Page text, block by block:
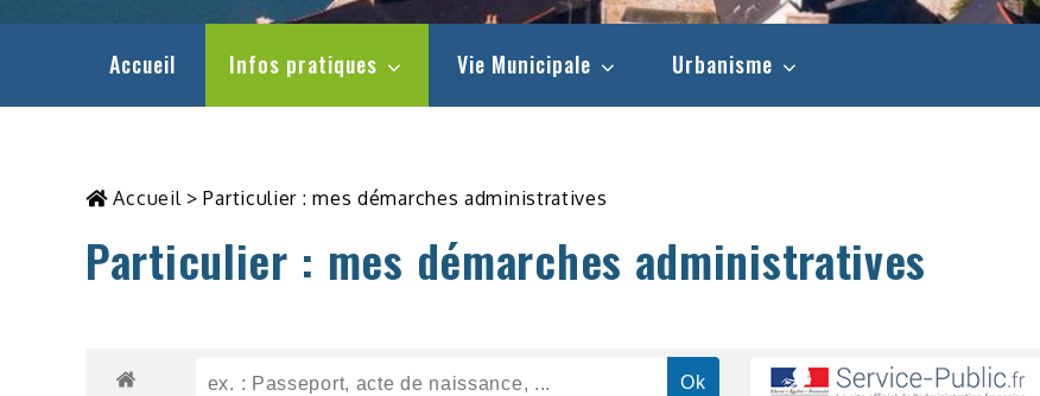
Accueil Infos pratiques Vie Municipale Urbanisme
Accueil >Particulier : mes démarches administratives
Particulier : mes démarches administratives